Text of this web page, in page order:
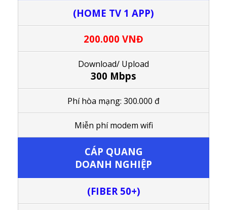
(HOME TV 1 APP)
200.000 VNĐ
Download/ Upload
300 Mbps
Phí hòa mạng: 300.000 đ
Miễn phí modem wifi
CÁP QUANG
DOANH NGHIỆP
(FIBER 50+)